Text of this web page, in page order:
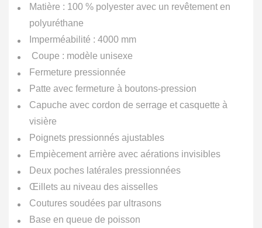
Matière : 100 % polyester avec un revêtement en
polyuréthane
Imperméabilité : 4000 mm
Coupe : modèle unisexe
Fermeture pressionnée
Patte avec fermeture à boutons-pression
Capuche avec cordon de serrage et casquette à
visière
Poignets pressionnés ajustables
Empiècement arrière avec aérations invisibles
Deux poches latérales pressionnées
Œillets au niveau des aisselles
Coutures soudées par ultrasons
Base en queue de poisson